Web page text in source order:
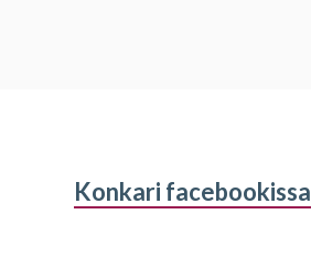
Alapalkin
Konkari facebookissa